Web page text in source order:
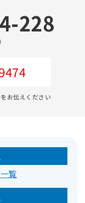
228
お伝えください
覧